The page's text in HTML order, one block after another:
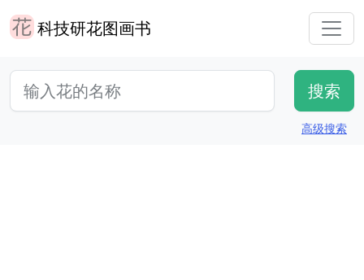
科技研花图画书
高级搜索